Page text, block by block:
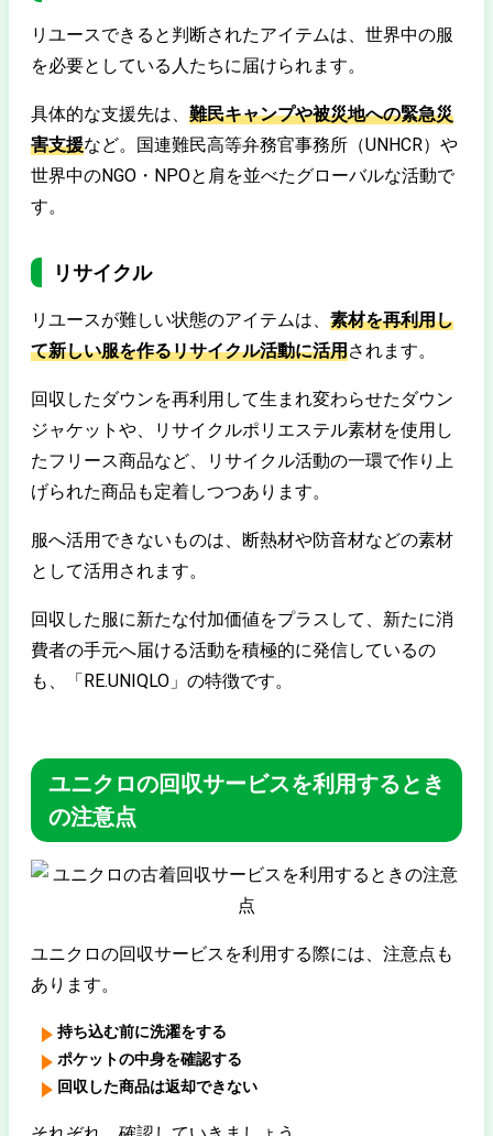
リユースできると判断されたアイテムは、世界中の服
を必要としている人たちに届けられます。
具体的な支援先は、 難民キャンプや被災地への緊急災
害支援など。国連難民高等弁務官事務所（UNHCR）や
世界中のNGO・NPOと肩を並べたグローバルな活動で
す。
リサイクル
リユースが難しい状態のアイテムは、 素材を再利用し
て新しい服を作るリサイクル活動に活用されます。
回収したダウンを再利用して生まれ変わらせたダウン
ジャケットや、リサイクルポリエステル素材を使用し
たフリース商品など、リサイクル活動の一環で作り上
げられた商品も定着しつつあります。
服へ活用できないものは、断熱材や防音材などの素材
として活用されます。
回収した服に新たな付加価値をプラスして、新たに消
費者の手元へ届ける活動を積極的に発信しているの
も、「RE.UNIQLO」の特徴です。
ユニクロの回収サービスを利用するとき
の注意点
ユニクロの回収サービスを利用する際には、注意点も
あります。
持ち込む前に洗濯をする
ポケットの中身を確認する
回収した商品は返却できない